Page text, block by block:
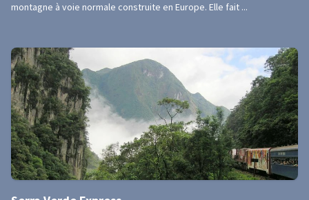
montagne à voie normale construite en Europe. Elle fait ...